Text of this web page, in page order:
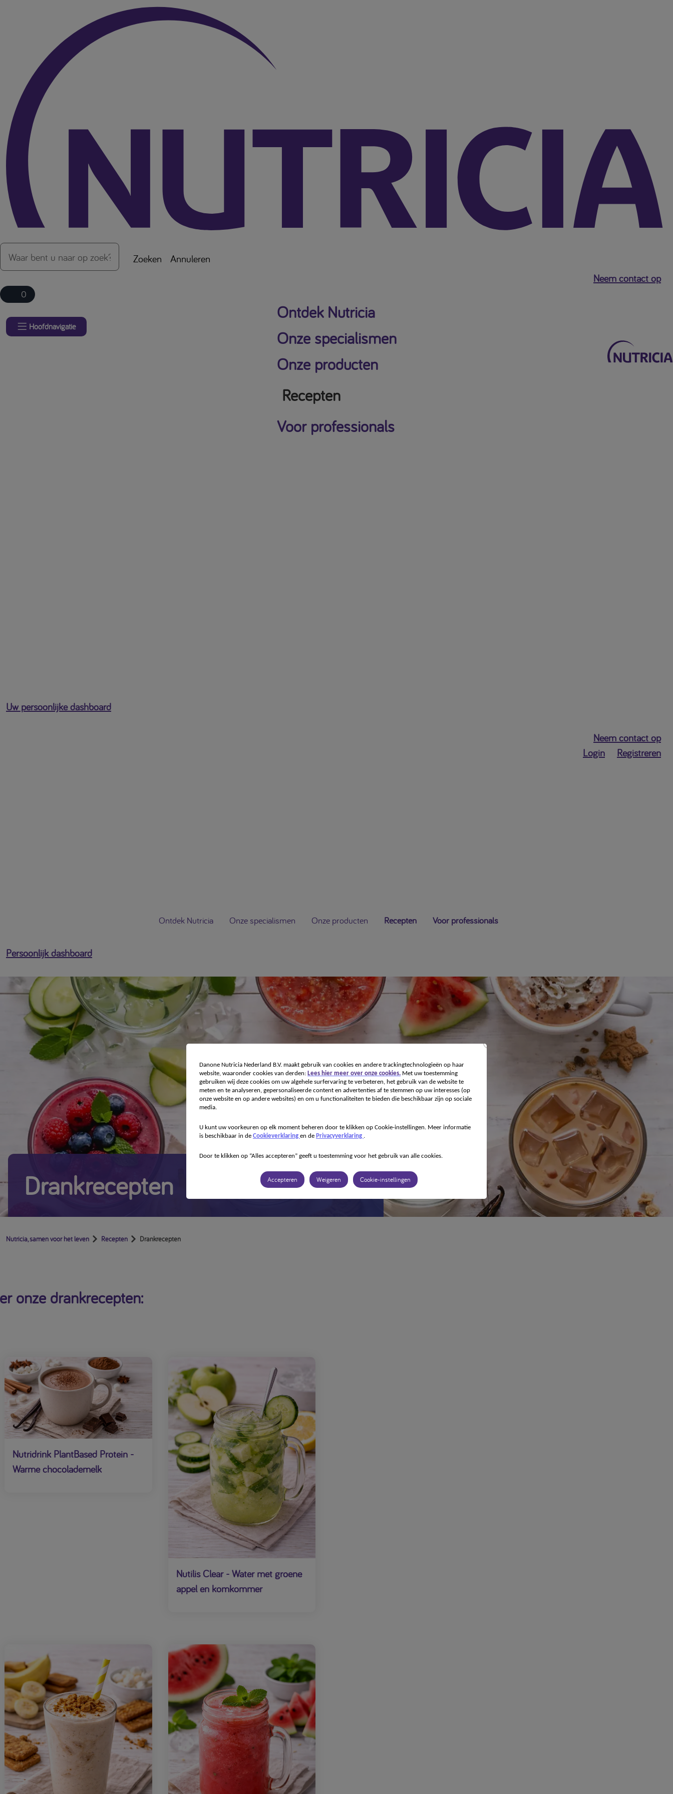
Over de inhoud van de pagina
Zoeken
Annuleren
Neem contact op
0
Hoofdnavigatie
Ontdek Nutricia
Onze specialismen
Onze producten
Recepten
Voor professionals
Uw persoonlijke dashboard
Neem contact op
Login
Registreren
Ontdek Nutricia Onze specialismen Onze producten Recepten Voor professionals
Persoonlijk dashboard
Drankrecepten
Nutricia, samen voor het leven Recepten Drankrecepten
onze drankrecepten:
Nutridrink PlantBased Protein -
Warme chocolademelk
Nutilis Clear - Water met groene
appel en komkommer
Danone Nutricia Nederland B.V. maakt gebruik van cookies en andere trackingtechnologieën op haar
website, waaronder cookies van derden: Lees hier meer over onze cookies. Met uw toestemming
gebruiken wij deze cookies om uw algehele surfervaring te verbeteren, het gebruik van de website te
meten en te analyseren, gepersonaliseerde content en advertenties af te stemmen op uw interesses (op
onze website en op andere websites) en om u functionaliteiten te bieden die beschikbaar zijn op sociale
media.
U kunt uw voorkeuren op elk moment beheren door te klikken op Cookie-instellingen. Meer informatie
is beschikbaar in de Cookieverklaring en de Privacyverklaring .
Door te klikken op “Alles accepteren” geeft u toestemming voor het gebruik van alle cookies.
Accepteren Weigeren Cookie-instellingen